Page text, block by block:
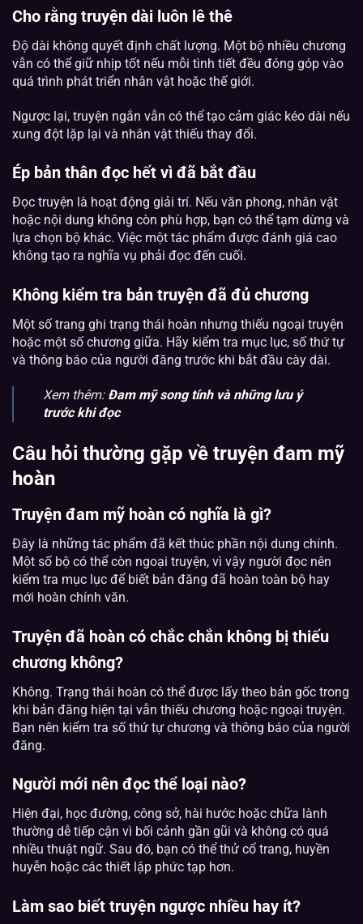
Cho rằng truyện dài luôn lê thê
Độ dài không quyết định chất lượng. Một bộ nhiều chương
vẫn có thể giữ nhịp tốt nếu mỗi tình tiết đều đóng góp vào
quá trình phát triển nhân vật hoặc thế giới.
Ngược lại, truyện ngắn vẫn có thể tạo cảm giác kéo dài nếu
xung đột lặp lại và nhân vật thiếu thay đổi.
Ép bản thân đọc hết vì đã bắt đầu
Đọc truyện là hoạt động giải trí. Nếu văn phong, nhân vật
hoặc nội dung không còn phù hợp, bạn có thể tạm dừng và
lựa chọn bộ khác. Việc một tác phẩm được đánh giá cao
không tạo ra nghĩa vụ phải đọc đến cuối.
Không kiểm tra bản truyện đã đủ chương
Một số trang ghi trạng thái hoàn nhưng thiếu ngoại truyện
hoặc một số chương giữa. Hãy kiểm tra mục lục, số thứ tự
và thông báo của người đăng trước khi bắt đầu cày dài.
Xem thêm: Đam mỹ song tính và những lưu ý
trước khi đọc
Câu hỏi thường gặp về truyện đam mỹ
hoàn
Truyện đam mỹ hoàn có nghĩa là gì?
Đây là những tác phẩm đã kết thúc phần nội dung chính.
Một số bộ có thể còn ngoại truyện, vì vậy người đọc nên
kiểm tra mục lục để biết bản đăng đã hoàn toàn bộ hay
mới hoàn chính văn.
Truyện đã hoàn có chắc chắn không bị thiếu
chương không?
Không. Trạng thái hoàn có thể được lấy theo bản gốc trong
khi bản đăng hiện tại vẫn thiếu chương hoặc ngoại truyện.
Bạn nên kiểm tra số thứ tự chương và thông báo của người
đăng.
Người mới nên đọc thể loại nào?
Hiện đại, học đường, công sở, hài hước hoặc chữa lành
thường dễ tiếp cận vì bối cảnh gần gũi và không có quá
nhiều thuật ngữ. Sau đó, bạn có thể thử cổ trang, huyền
huyễn hoặc các thiết lập phức tạp hơn.
Làm sao biết truyện ngược nhiều hay ít?